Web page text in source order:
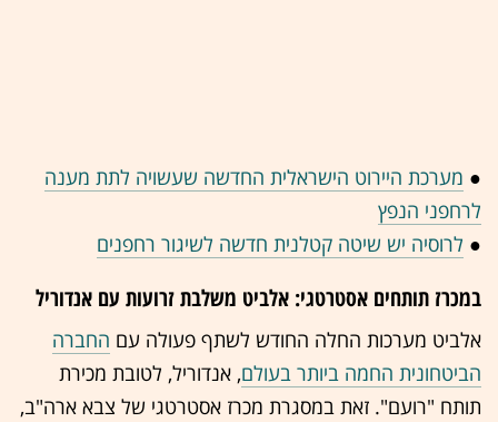
● מערכת היירוט הישראלית החדשה שעשויה לתת מענה
לרחפני הנפץ
● לרוסיה יש שיטה קטלנית חדשה לשיגור רחפנים
במכרז תותחים אסטרטגי: אלביט משלבת זרועות עם אנדוריל
אלביט מערכות החלה החודש לשתף פעולה עם החברה
הביטחונית החמה ביותר בעולם, אנדוריל, לטובת מכירת
תותח "רועם". זאת במסגרת מכרז אסטרטגי של צבא ארה"ב,